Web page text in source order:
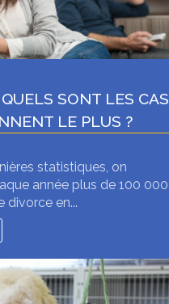
SONT LES CAS
LE PLUS ?
statistiques, on
année plus de 100 000
divorce en...